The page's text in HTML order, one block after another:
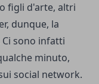
figli d'arte, altri
dunque, la
sono infatti
minuto,
social network.